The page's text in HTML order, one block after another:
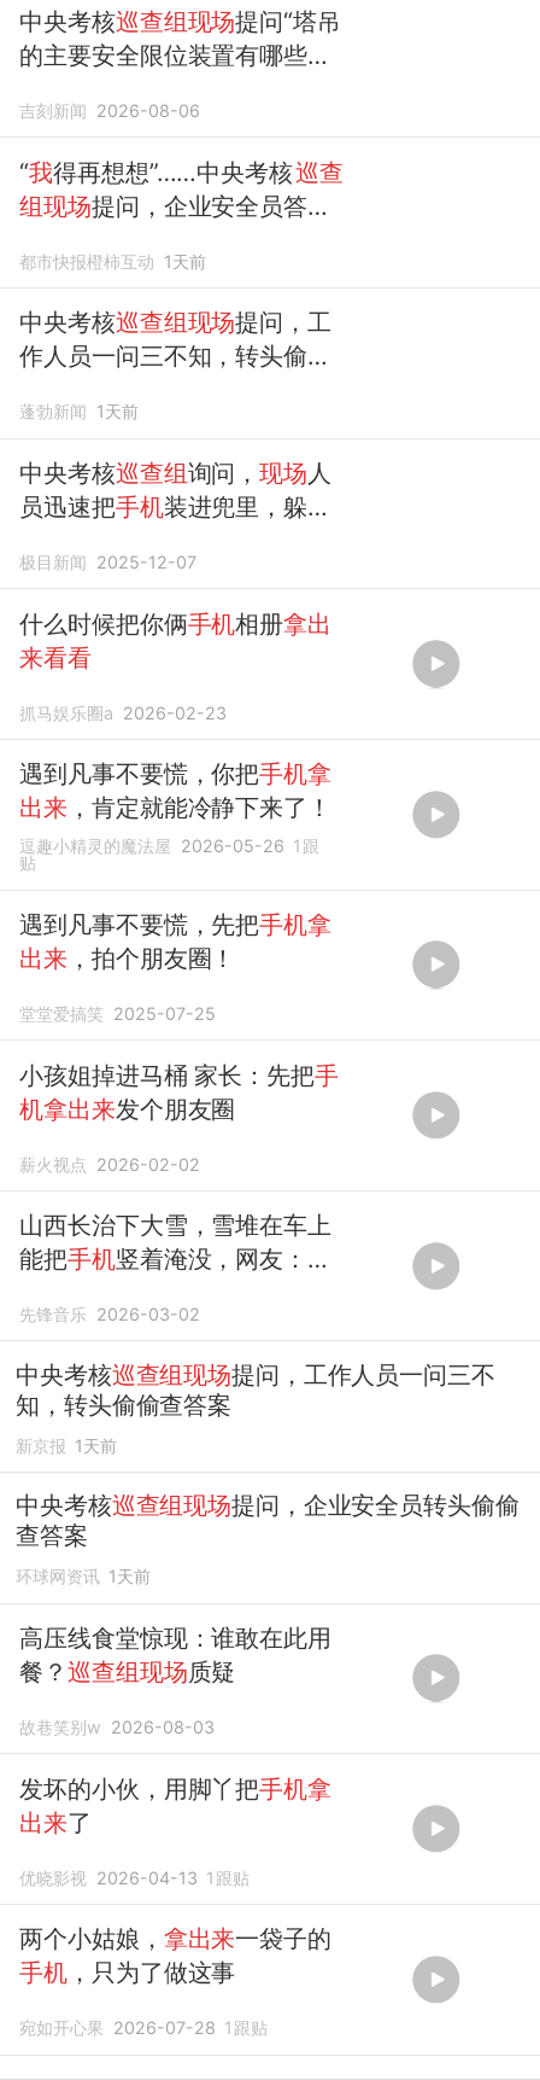
中央考核巡查组现场提问“塔吊
的主要安全限位装置有哪些？”
答案……
吉刻新闻 2026-08-06
“我得再想想”……中央考核巡查
组现场提问，企业安全员答不
都市快报橙柿互动 1天前
中央考核巡查组现场提问，工
作人员一问三不知，转头偷偷
蓬勃新闻 1天前
中央考核巡查组询问，现场人
员迅速把手机装进兜里，躲躲
极目新闻 2025-12-07
什么时候把你俩手机相册拿出
来看看
抓马娱乐圈a 2026-02-23
遇到凡事不要慌，你把手机拿
出来 ，肯定就能冷静下来了！
逗趣小精灵的魔法屋 2026-05-26 1 跟
贴
遇到凡事不要慌，先把手机拿
出来 ，拍个朋友圈！
堂堂爱搞笑 2025-07-25
小孩姐掉进马桶 家长：先把手
机拿出来发个朋友圈
薪火视点 2026-02-02
山西长治下大雪，雪堆在车上
能把手机竖着淹没，网友： 手
先锋音乐 2026-03-02
中央考核巡查组现场提问，工作人员一问三不
知，转头偷偷查答案
新京报 1天前
中央考核巡查组现场提问，企业安全员转头偷偷
查答案
环球网资讯 1天前
高压线食堂惊现：谁敢在此用
餐？巡查组现场质疑
故巷笑别w 2026-08-03
发坏的小伙，用脚丫把手机拿
出来了
优晓影视 2026-04-13 1 跟贴
两个小姑娘， 拿出来一袋子的
手机 ，只为了做这事
宛如开心果 2026-07-28 1 跟贴